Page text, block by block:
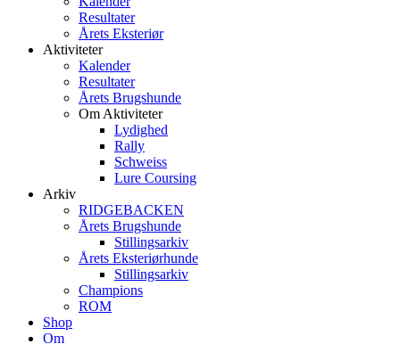
Resultater
Årets Eksteriør
Aktiviteter
Kalender
Resultater
Årets Brugshunde
Om Aktiviteter
Lydighed
Rally
Schweiss
Lure Coursing
Arkiv
RIDGEBACKEN
Årets Brugshunde
Stillingsarkiv
Årets Eksteriørhunde
Stillingsarkiv
Champions
ROM
Shop
Om